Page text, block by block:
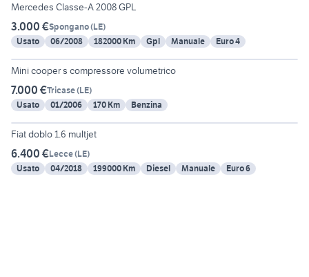
Mercedes Classe-A 2008 GPL
3.000 €Spongano(LE)
Usato
06/2008 182000 Km Gpl Manuale Euro 4
6
Mini cooper s compressore volumetrico
7.000 €Tricase(LE)
Usato
01/2006 170 Km Benzina
6
Fiat doblo 1.6 multjet
6.400 €Lecce(LE)
Usato
04/2018 199000 Km Diesel Manuale Euro 6